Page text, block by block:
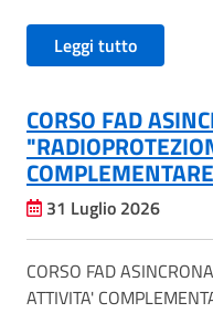
Leggi tutto
CORSO FAD
31 Luglio 2026
CORSO FAD
ATTIVITA'